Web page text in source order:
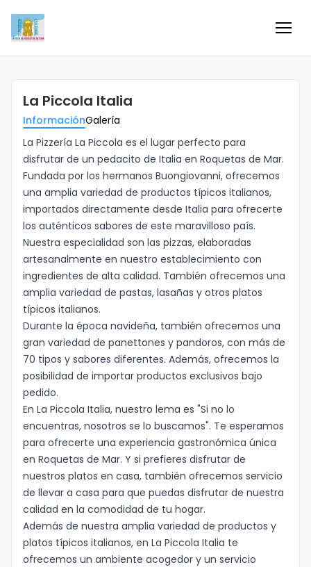
Información
Negocios
Colaboradores
Blog
Eventos
Ofertas e ideas para disfrutar
La Piccola Italia
InformaciónGalería
La Pizzería La Piccola es el lugar perfecto para
disfrutar de un pedacito de Italia en Roquetas de Mar.
Fundada por los hermanos Buongiovanni, ofrecemos
una amplia variedad de productos típicos italianos,
importados directamente desde Italia para ofrecerte
los auténticos sabores de este maravilloso país.
Nuestra especialidad son las pizzas, elaboradas
artesanalmente en nuestro establecimiento con
ingredientes de alta calidad. También ofrecemos una
amplia variedad de pastas, lasañas y otros platos
típicos italianos.
Durante la época navideña, también ofrecemos una
gran variedad de panettones y pandoros, con más de
70 tipos y sabores diferentes. Además, ofrecemos la
posibilidad de importar productos exclusivos bajo
pedido.
En La Piccola Italia, nuestro lema es "Si no lo
encuentras, nosotros se lo buscamos". Te esperamos
para ofrecerte una experiencia gastronómica única
en Roquetas de Mar. Y si prefieres disfrutar de
nuestros platos en casa, también ofrecemos servicio
de llevar a casa para que puedas disfrutar de nuestra
calidad en la comodidad de tu hogar.
Además de nuestra amplia variedad de productos y
platos típicos italianos, en La Piccola Italia te
ofrecemos un ambiente acogedor y un servicio